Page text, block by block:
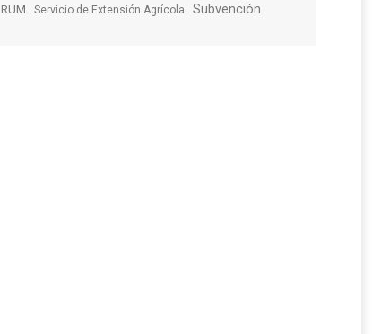
RUM Servicio de Extensión Agrícola Subvención